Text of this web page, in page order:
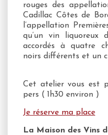
rouges des
Cadillac Côtes de
l’appellation
qu’un vin liquoreux
accordés à quatre
noirs différents et un
Cet atelier vous est
pers ( 1h30 environ )
Je réserve ma place
La Maison des Vins